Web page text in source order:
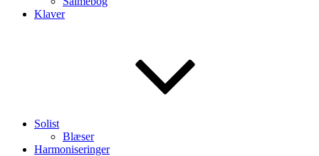
Klaver
Solist
Blæser
Harmoniseringer